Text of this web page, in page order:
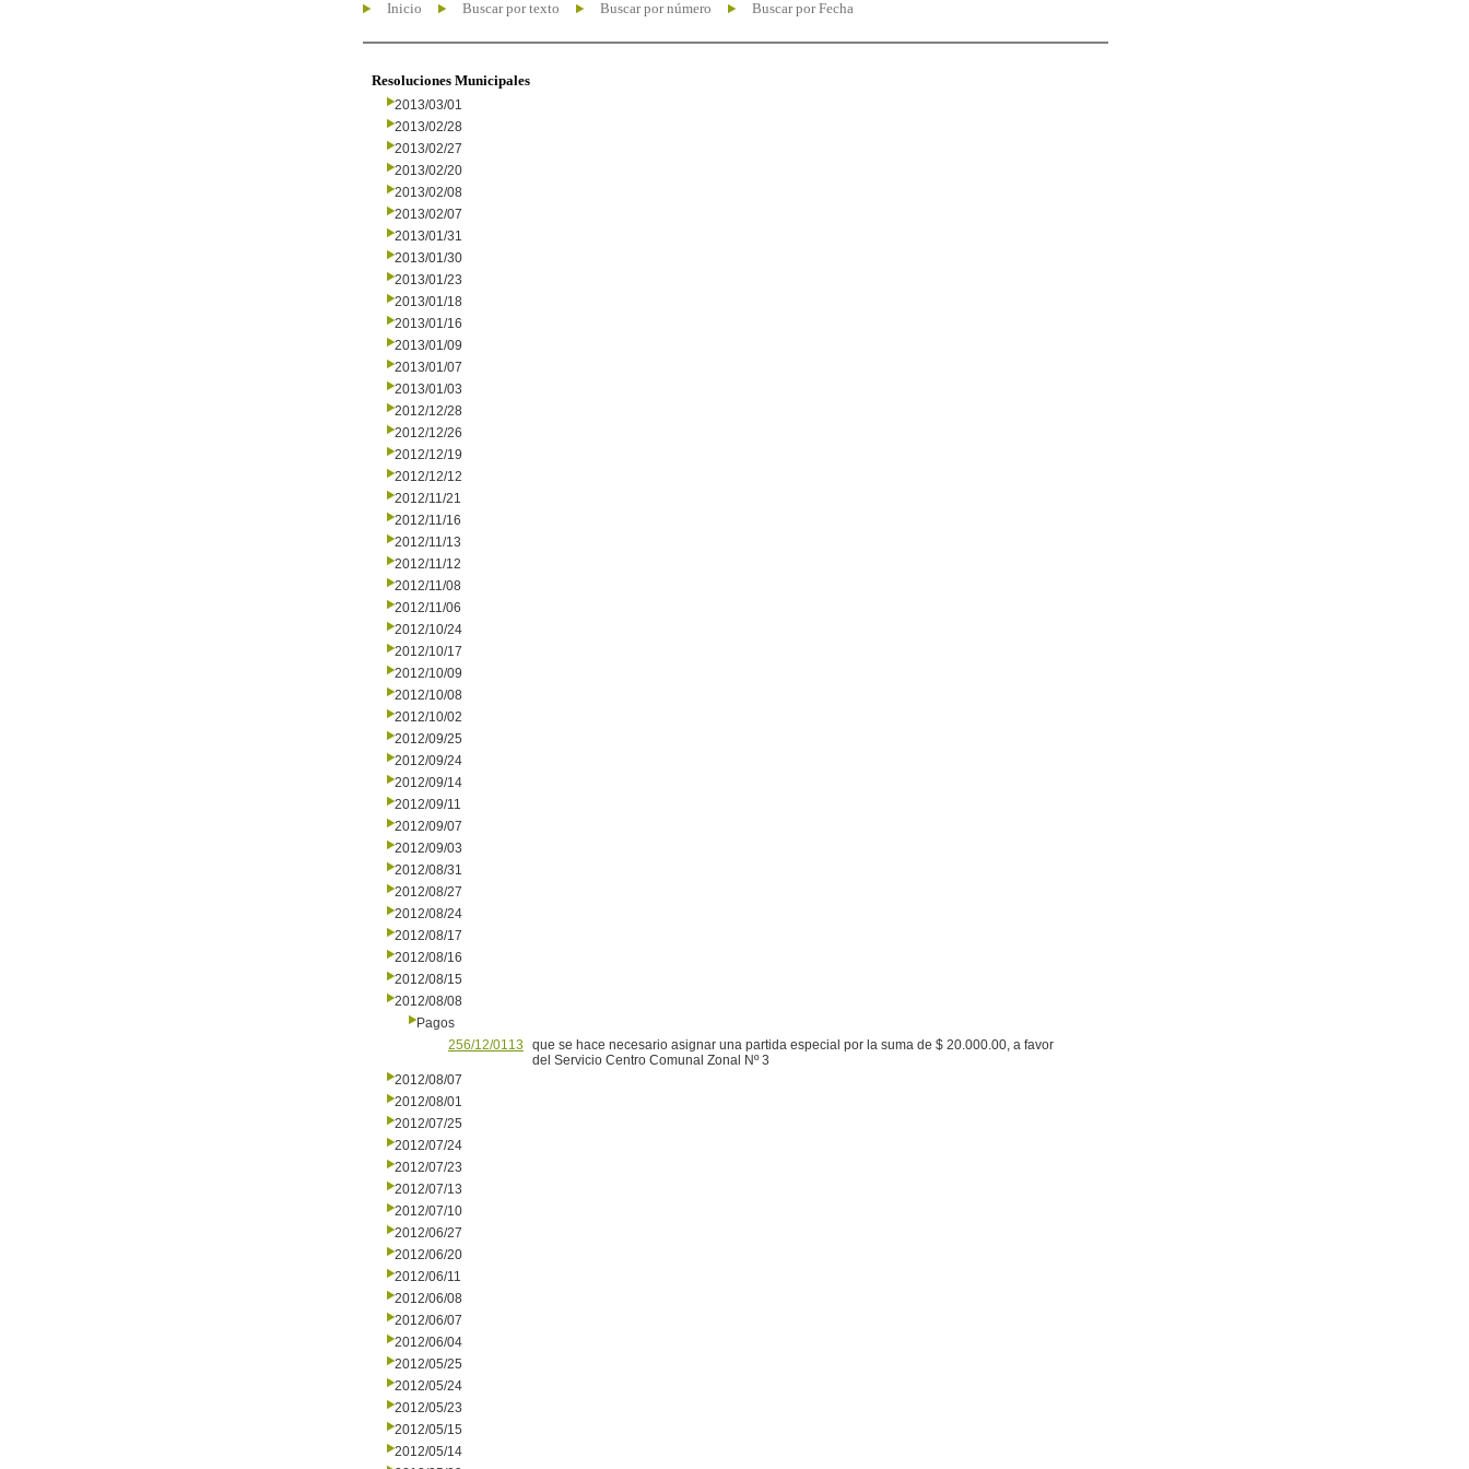
Inicio Buscar por texto Buscar por número Buscar por Fecha
Resoluciones Municipales
2013/03/01
2013/02/28
2013/02/27
2013/02/20
2013/02/08
2013/02/07
2013/01/31
2013/01/30
2013/01/23
2013/01/18
2013/01/16
2013/01/09
2013/01/07
2013/01/03
2012/12/28
2012/12/26
2012/12/19
2012/12/12
2012/11/21
2012/11/16
2012/11/13
2012/11/12
2012/11/08
2012/11/06
2012/10/24
2012/10/17
2012/10/09
2012/10/08
2012/10/02
2012/09/25
2012/09/24
2012/09/14
2012/09/11
2012/09/07
2012/09/03
2012/08/31
2012/08/27
2012/08/24
2012/08/17
2012/08/16
2012/08/15
2012/08/08
Pagos
256/12/0113
que se hace necesario asignar una partida especial por la suma de $ 20.000.00, a favor
del Servicio Centro Comunal Zonal Nº 3
2012/08/07
2012/08/01
2012/07/25
2012/07/24
2012/07/23
2012/07/13
2012/07/10
2012/06/27
2012/06/20
2012/06/11
2012/06/08
2012/06/07
2012/06/04
2012/05/25
2012/05/24
2012/05/23
2012/05/15
2012/05/14